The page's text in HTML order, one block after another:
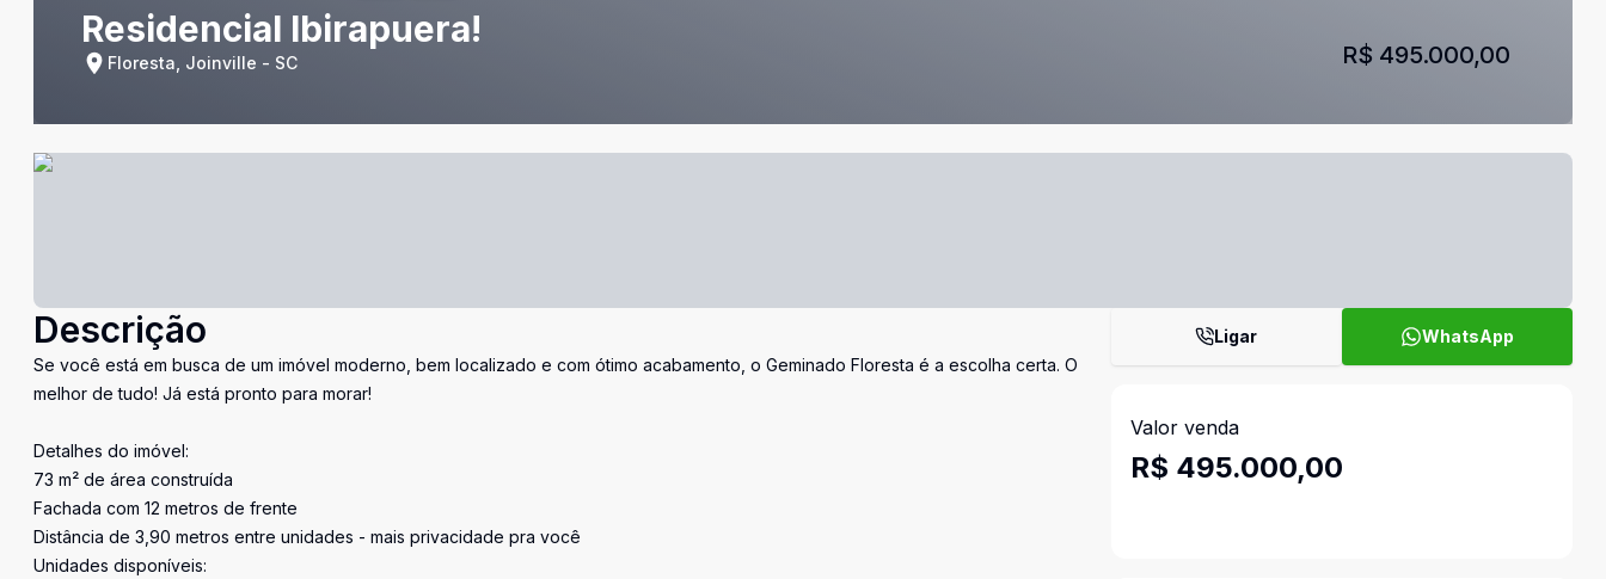
Residencial Ibirapuera!
Floresta, Joinville - SC R$ 495.000,00
Descrição
Se você está em busca de um imóvel moderno, bem localizado e com ótimo acabamento, o Geminado Floresta é a escolha certa. O
melhor de tudo! Já está pronto para morar!
Detalhes do imóvel:
73 m² de área construída
Fachada com 12 metros de frente
Distância de 3,90 metros entre unidades - mais privacidade pra você
Unidades disponíveis:
Ligar WhatsApp
Valor venda
R$ 495.000,00